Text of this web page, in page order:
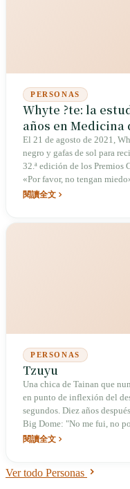
PERSONAS
Whyte ?te: la
años en Medicina
pausa
El 21 de agosto de 2021,
negro y gafas de sol para
32.ª edición de los Premios
«Por favor, no tengan
Xiangshan, Hsinchu, estudió
Medicina; cuando ganó el
quirófano como médica
閱讀全文
PERSONAS
Tzuyu
Una chica de Tainan que
en punto de inflexión del
segundos. Diez años
Big Dome: "No me fui, no
deseaba y lo anhelaba".
閱讀全文
Ver todo Personas